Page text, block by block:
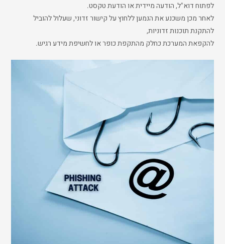
לפתוח דוא"ל, הודעה מיידית או הודעת טקסט.
לאחר מכן משכנע את הנמען ללחוץ על קישור זדוני, שעלול להוביל
להתקנת תוכנות זדוניות,
להקפאת המערכת כחלק מהתקפת כופר או לחשיפת מידע רגיש.